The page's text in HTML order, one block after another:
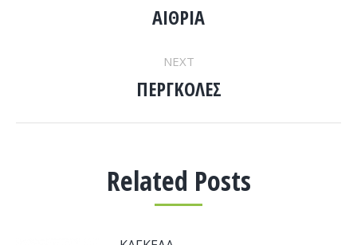
NAVIGATION
Previous
ΑΙΘΡΙΑ
NEXT
Next
ΠΕΡΓΚΟΛΕΣ
Related Posts